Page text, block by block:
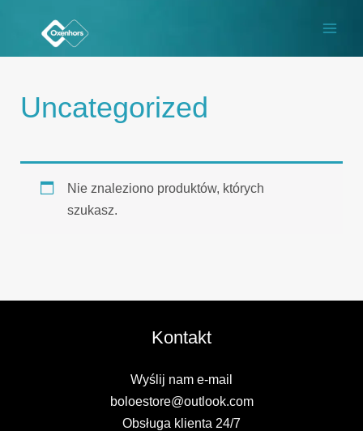
treści
Uncategorized
Nie znaleziono produktów, których
szukasz.
Kontakt
Wyślij nam e-mail
boloestore@outlook.com
Obsługa klienta 24/7